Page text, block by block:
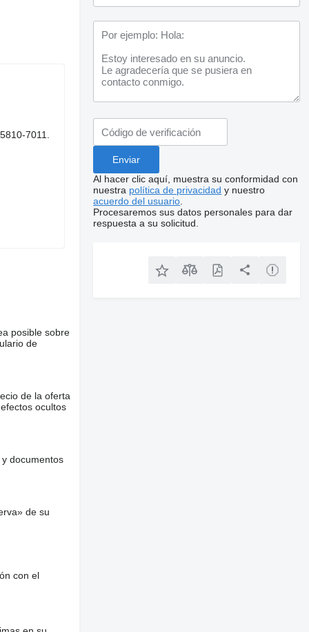
7011.
posible sobre
de
de la oferta
ocultos
documentos
de su
con el
Al hacer clic aquí, muestra su conformidad con
nuestra política de privacidad y nuestro
acuerdo del usuario
Procesaremos sus datos personales para dar
respuesta a su solicitud.